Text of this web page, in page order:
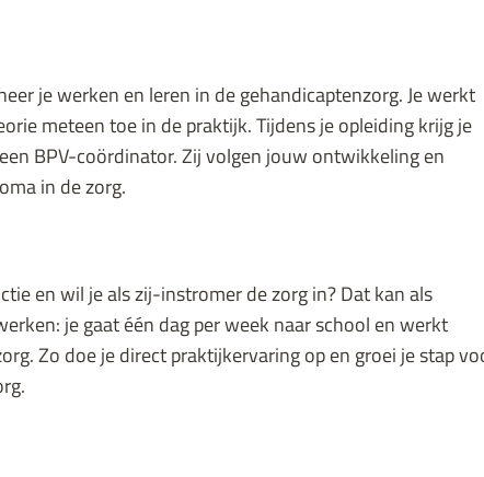
je werken en leren in de gehandicaptenzorg. Je werkt
meteen toe in de praktijk. Tijdens je opleiding krijg je
BPV-coördinator. Zij volgen jouw ontwikkeling en
in de zorg.
en wil je als zij-instromer de zorg in? Dat kan als
je gaat één dag per week naar school en werkt
Zo doe je direct praktijkervaring op en groei je stap